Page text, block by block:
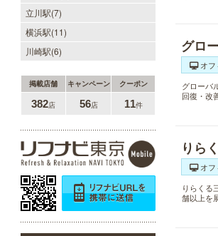
立川駅(7)
横浜駅(11)
川崎駅(6)
掲載店舗 キャンペーン クーポン
382店 56店 11件
グロ
オ
グローバ
回復・改
りら
オ
りらくる
舗以上を